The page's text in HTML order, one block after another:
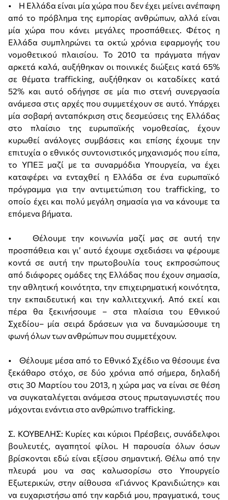
• Η Ελλάδα είναι μία χώρα που δεν έχει μείνει ανέπαφη
από το πρόβλημα της εμπορίας ανθρώπων, αλλά είναι
μία χώρα που κάνει μεγάλες προσπάθειες. Φέτος η
Ελλάδα συμπληρώνει τα οκτώ χρόνια εφαρμογής του
νομοθετικού πλαισίου. Το 2010 τα πράγματα πήγαν
αρκετά καλά, αυξήθηκαν οι ποινικές διώξεις κατά 65%
σε θέματα trafficking, αυξήθηκαν οι καταδίκες κατά
52% και αυτό οδήγησε σε μία πιο στενή συνεργασία
ανάμεσα στις αρχές που συμμετέχουν σε αυτό. Υπάρχει
μία σοβαρή ανταπόκριση στις δεσμεύσεις της Ελλάδας
στο πλαίσιο της ευρωπαϊκής νομοθεσίας, έχουν
κυρωθεί ανάλογες συμβάσεις και επίσης έχουμε την
επιτυχία ο εθνικός συντονιστικός μηχανισμός που είπα,
το ΥΠΕΞ μαζί με τα συναρμόδια Υπουργεία, να έχει
καταφέρει να ενταχθεί η Ελλάδα σε ένα ευρωπαϊκό
πρόγραμμα για την αντιμετώπιση του trafficking, το
οποίο έχει και πολύ μεγάλη σημασία για να κάνουμε τα
επόμενα βήματα.
• Θέλουμε την κοινωνία μαζί μας σε αυτή την
προσπάθεια και γι’ αυτό έχουμε σχεδιάσει να φέρουμε
κοντά σε αυτή την πρωτοβουλία τους εκπροσώπους
από διάφορες ομάδες της Ελλάδας που έχουν σημασία,
την αθλητική κοινότητα, την επιχειρηματική κοινότητα,
την εκπαιδευτική και την καλλιτεχνική. Από εκεί και
πέρα θα ξεκινήσουμε – στα πλαίσια του Εθνικού
Σχεδίου– μία σειρά δράσεων για να δυναμώσουμε τη
φωνή όλων των ανθρώπων που συμμετέχουν.
• Θέλουμε μέσα από το Εθνικό Σχέδιο να θέσουμε ένα
ξεκάθαρο στόχο, σε δύο χρόνια από σήμερα, δηλαδή
στις 30 Μαρτίου του 2013, η χώρα μας να είναι σε θέση
να συγκαταλέγεται ανάμεσα στους πρωταγωνιστές που
μάχονται ενάντια στο ανθρώπινο trafficking.
Σ. ΚΟΥΒΕΛΗΣ: Κυρίες και κύριοι Πρέσβεις, συνάδελφοι
βουλευτές, αγαπητοί φίλοι. Η παρουσία όλων όσων
βρίσκονται εδώ είναι εξίσου σημαντική. Θέλω από την
πλευρά μου να σας καλωσορίσω στο Υπουργείο
Εξωτερικών, στην αίθουσα «Γιάννος Κρανιδιώτης» και
να ευχαριστήσω από την καρδιά μου, πραγματικά, τους